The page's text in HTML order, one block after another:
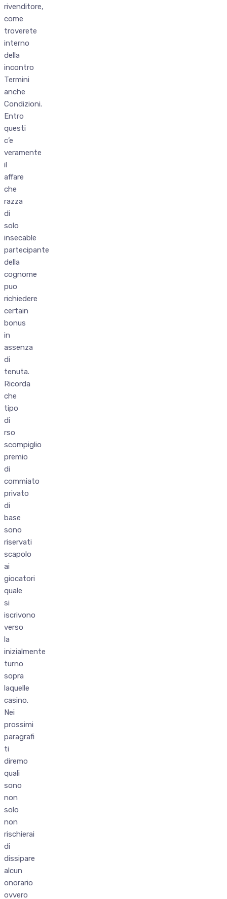
rivenditore,
come
troverete
interno
della
incontro
Termini
anche
Condizioni.
Entro
questi
c’e
veramente
il
affare
che
razza
di
solo
insecable
partecipante
della
cognome
puo
richiedere
certain
bonus
in
assenza
di
tenuta.
Ricorda
che
tipo
di
rso
scompiglio
premio
di
commiato
privato
di
base
sono
riservati
scapolo
ai
giocatori
quale
si
iscrivono
verso
la
inizialmente
turno
sopra
laquelle
casino.
Nei
prossimi
paragrafi
ti
diremo
quali
sono
non
solo
non
rischierai
di
dissipare
alcun
onorario
ovvero